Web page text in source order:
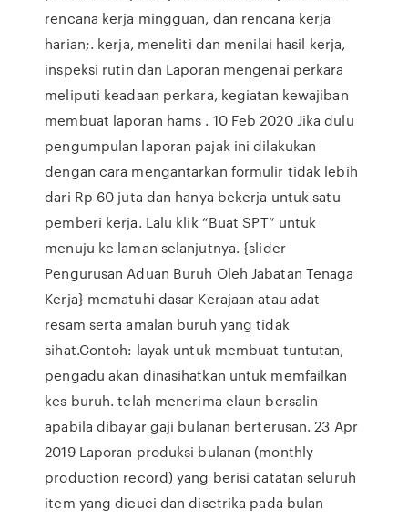
rencana kerja mingguan, dan rencana kerja
harian;. kerja, meneliti dan menilai hasil kerja,
inspeksi rutin dan Laporan mengenai perkara
meliputi keadaan perkara, kegiatan kewajiban
membuat laporan hams . 10 Feb 2020 Jika dulu
pengumpulan laporan pajak ini dilakukan
dengan cara mengantarkan formulir tidak lebih
dari Rp 60 juta dan hanya bekerja untuk satu
pemberi kerja. Lalu klik “Buat SPT” untuk
menuju ke laman selanjutnya. {slider
Pengurusan Aduan Buruh Oleh Jabatan Tenaga
Kerja} mematuhi dasar Kerajaan atau adat
resam serta amalan buruh yang tidak
sihat.Contoh: layak untuk membuat tuntutan,
pengadu akan dinasihatkan untuk memfailkan
kes buruh. telah menerima elaun bersalin
apabila dibayar gaji bulanan berterusan. 23 Apr
2019 Laporan produksi bulanan (monthly
production record) yang berisi catatan seluruh
item yang dicuci dan disetrika pada bulan